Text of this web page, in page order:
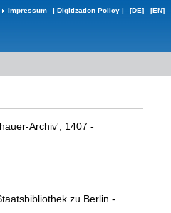
Impressum | Digitization Policy | [DE] [EN]
Archiv', 1407 -
zu Berlin -